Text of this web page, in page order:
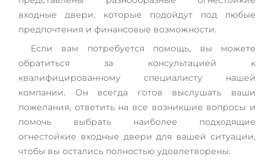
входные двери, которые подойдут под любые
предпочтения и финансовые возможности.
Если вам потребуется помощь, вы можете
обратиться за консультацией к
квалифицированному специалисту нашей
компании. Он всегда готов выслушать ваши
пожелания, ответить на все возникшие вопросы и
помочь выбрать наиболее подходящие
огнестойкие входные двери для вашей ситуации,
чтобы вы остались полностью удовлетворены.